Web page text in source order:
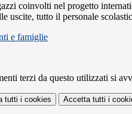
coinvolti nel progetto
uscite, tutto il personale
e famiglie
terzi da questo utilizzati si
tutti i cookies Accetta tutti i